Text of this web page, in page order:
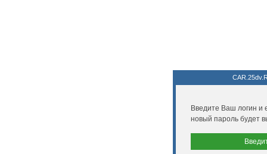
Введите Ваш логин и
новый пароль будет